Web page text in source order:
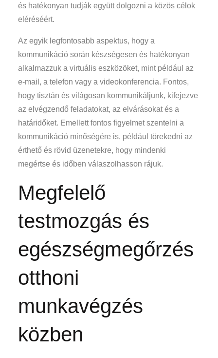
és hatékonyan tudják együtt dolgozni a közös célok
eléréséért.
Az egyik legfontosabb aspektus, hogy a
kommunikáció során készségesen és hatékonyan
alkalmazzuk a virtuális eszközöket, mint például az
e-mail, a telefon vagy a videokonferencia. Fontos,
hogy tisztán és világosan kommunikáljunk, kifejezve
az elvégzendő feladatokat, az elvárásokat és a
határidőket. Emellett fontos figyelmet szentelni a
kommunikáció minőségére is, például törekedni az
érthető és rövid üzenetekre, hogy mindenki
megértse és időben válaszolhasson rájuk.
Megfelelő
testmozgás és
egészségmegőrzés
otthoni
munkavégzés
közben